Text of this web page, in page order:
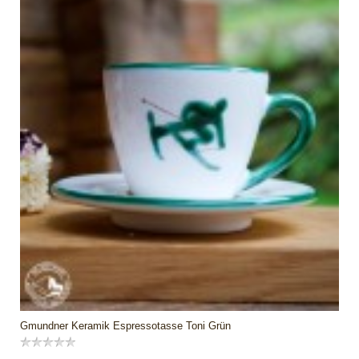
Gmundner Keramik Espressotasse Toni Grün